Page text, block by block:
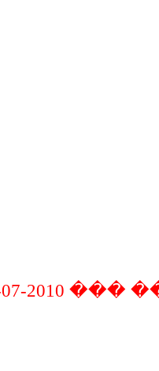
08:16 PM
.